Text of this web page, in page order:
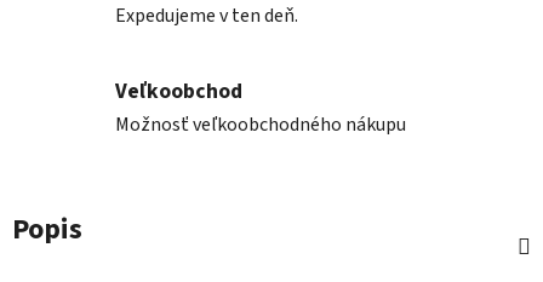
Expedujeme v ten deň.
Veľkoobchod
Možnosť veľkoobchodného nákupu
Popis